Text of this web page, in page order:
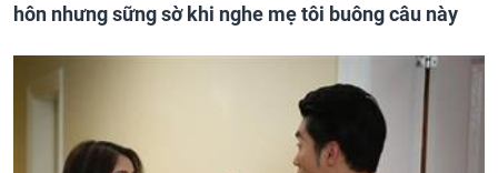
hôn nhưng sững sờ khi nghe mẹ tôi buông câu này